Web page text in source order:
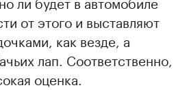
от этого и выставляют
как везде, а
лап. Соответственно,
оценка.